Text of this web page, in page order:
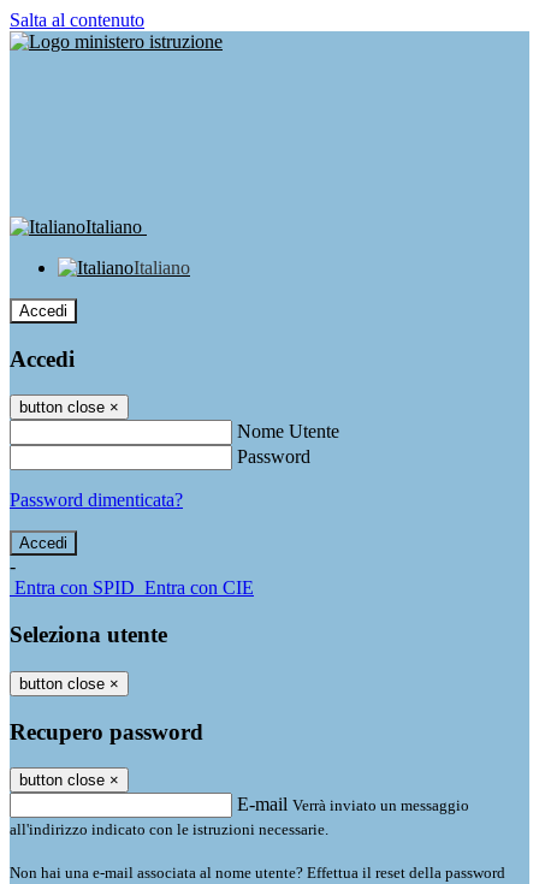
Salta al contenuto
Italiano
Italiano
Accedi
Accedi
button close ×
Nome Utente
Password
Password dimenticata?
-
Entra con SPID Entra con CIE
Seleziona utente
button close ×
Recupero password
button close ×
E-mail Verrà inviato un messaggio
all'indirizzo indicato con le istruzioni necessarie.
Non hai una e-mail associata al nome utente? Effettua il reset della password